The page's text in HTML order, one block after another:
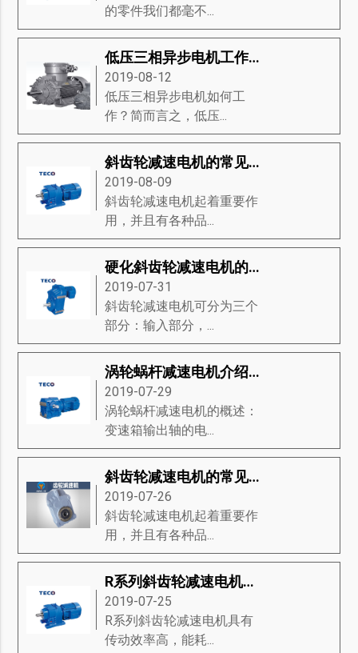
的零件我们都毫不...
低压三相异步电机工作原理-低压三相异步电机磁场的产生、方向和滑动等知识详解
2019-08-12
低压三相异步电机如何工
作？简而言之，低压...
斜齿轮减速电机的常见问题是什么？
2019-08-09
斜齿轮减速电机起着重要作
用，并且有各种品...
硬化斜齿轮减速电机的传动与特点
2019-07-31
斜齿轮减速电机可分为三个
部分：输入部分，...
涡轮蜗杆减速电机介绍-涡轮蜗杆减速电机的特征、产品规格、接线方法等知识详解
2019-07-29
涡轮蜗杆减速电机的概述：
变速箱输出轴的电...
斜齿轮减速电机的常见问题是什么？
2019-07-26
斜齿轮减速电机起着重要作
用，并且有各种品...
R系列斜齿轮减速电机是什么-R系列斜齿轮减速电机的标准、旋转机构、注意事项等知识详解
2019-07-25
R系列斜齿轮减速电机具有
传动效率高，能耗...